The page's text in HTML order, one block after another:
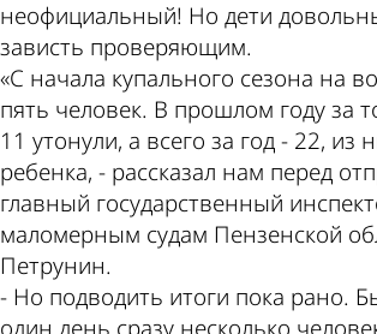
неофициальный! Но дети
зависть проверяющим.
«С начала купального сезона на
пять человек. В прошлом году за
11 утонули, а всего за год - 22, из
ребенка, - рассказал нам перед
главный государственный
маломерным судам Пензенской
Петрунин.
- Но подводить итоги пока рано.